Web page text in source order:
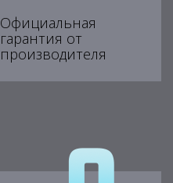
Официальная
гарантия от
производителя